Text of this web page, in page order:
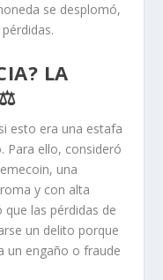
se desplomó,
LA
⚖️
esto era una estafa
Para ello, consideró
una
y con alta
las pérdidas de
un delito porque
un engaño o fraude